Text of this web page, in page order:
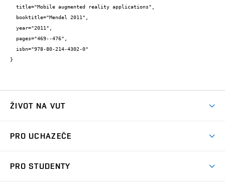
}
ŽIVOT NA VUT
Koleje
PRO UCHAZEČE
PRO STUDENTY